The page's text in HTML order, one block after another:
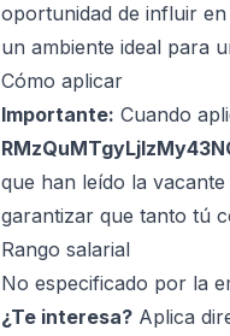
oportunidad de influir
un ambiente ideal para
Cómo aplicar
Importante: Cuando
que han leído la
garantizar que tanto tú
Rango salarial
No especificado por la
¿Te interesa? Aplica